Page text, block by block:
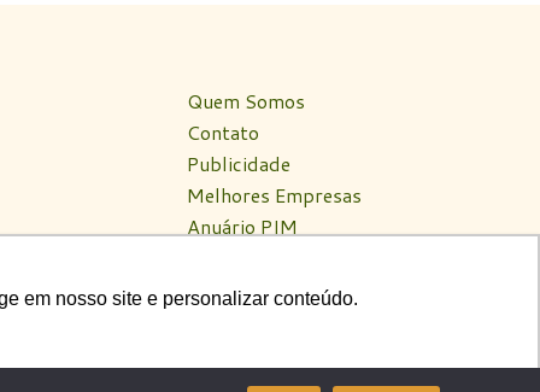
em nosso site e personalizar conteúdo.
em nosso site e personalizar conteúdo.
Quem Somos
Contato
Publicidade
Melhores Empresas
Anuário PIM